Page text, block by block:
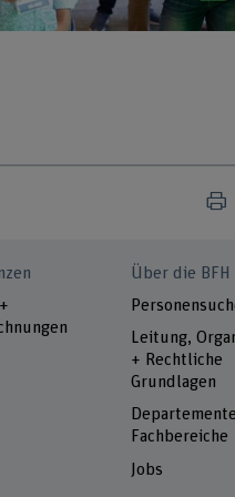
Über die BFH
Leitung,
+ Rechtliche
Grundlagen
Fachbereiche
Jobs